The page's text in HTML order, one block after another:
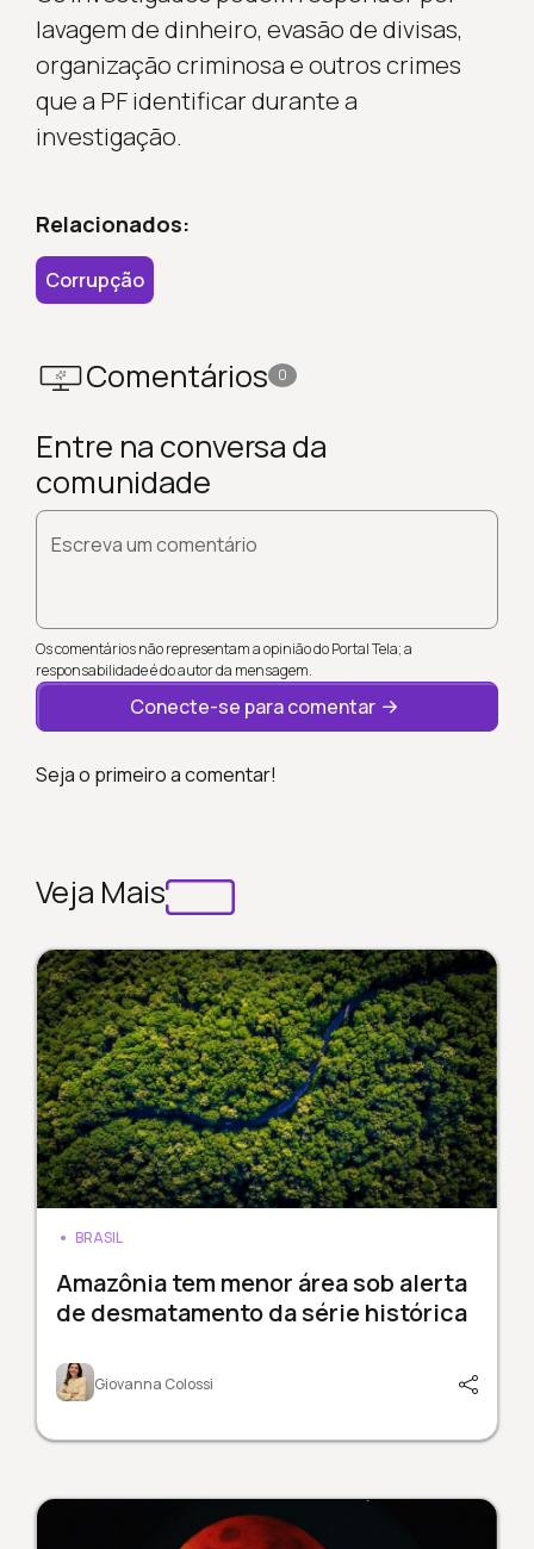
lavagem de dinheiro, evasão de divisas,
organização criminosa e outros crimes
que a PF identificar durante a
investigação.
Relacionados:
Corrupção
Comentários 0
Entre na conversa da
comunidade
Escreva um comentário
Os comentários não representam a opinião do Portal Tela; a
responsabilidade é do autor da mensagem.
Conecte-se para comentar
Seja o primeiro a comentar!
Veja Mais
BRASIL
Amazônia tem menor área sob alerta
de desmatamento da série histórica
Giovanna Colossi